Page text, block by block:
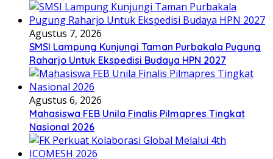
Agustus 7, 2026
SMSI Lampung Kunjungi Taman Purbakala Pugung
Raharjo Untuk Ekspedisi Budaya HPN 2027
Agustus 6, 2026
Mahasiswa FEB Unila Finalis Pilmapres Tingkat
Nasional 2026